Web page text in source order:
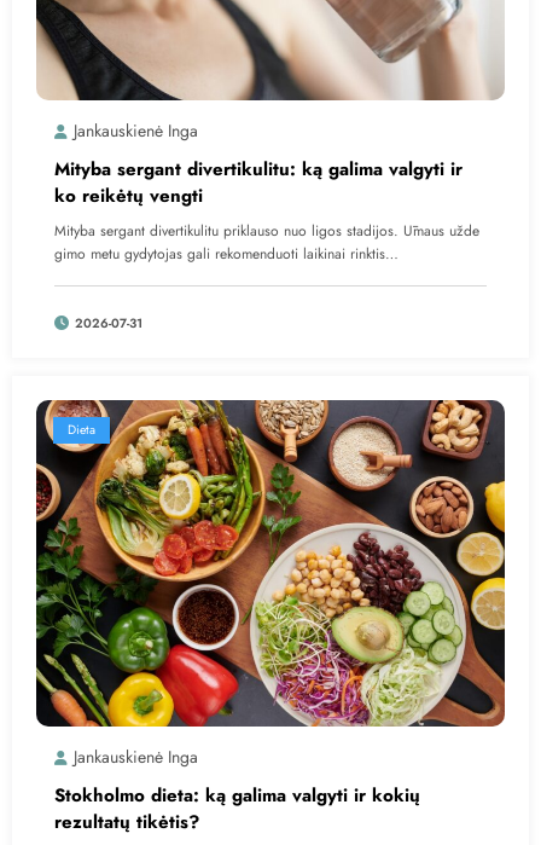
Jankauskienė Inga
Mityba sergant divertikulitu: ką galima valgyti ir
ko reikėtų vengti
Mityba sergant divertikulitu priklauso nuo ligos stadijos. Ūmaus užde
gimo metu gydytojas gali rekomenduoti laikinai rinktis…
2026-07-31
Dieta
Jankauskienė Inga
Stokholmo dieta: ką galima valgyti ir kokių
rezultatų tikėtis?